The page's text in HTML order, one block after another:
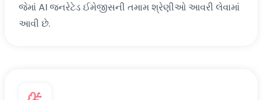
જેમાં AI જનરેટેડ ઈમેજીસની તમામ શ્રેણીઓ આવરી લેવામાં
આવી છે.